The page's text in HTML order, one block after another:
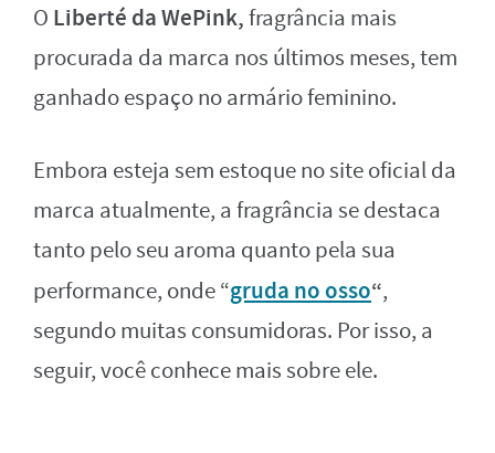
O Liberté da WePink,fragrância mais
procurada da marca nos últimos meses, tem
ganhado espaço no armário feminino.
Embora esteja sem estoque no site oficial da
marca atualmente, a fragrância se destaca
tanto pelo seu aroma quanto pela sua
performance, onde “gruda no osso“,
segundo muitas consumidoras. Por isso, a
seguir, você conhece mais sobre ele.